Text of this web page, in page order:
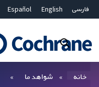
فارسی English
Español
Bahasa Malaysia
ไทย
文
خانه شواهد ما